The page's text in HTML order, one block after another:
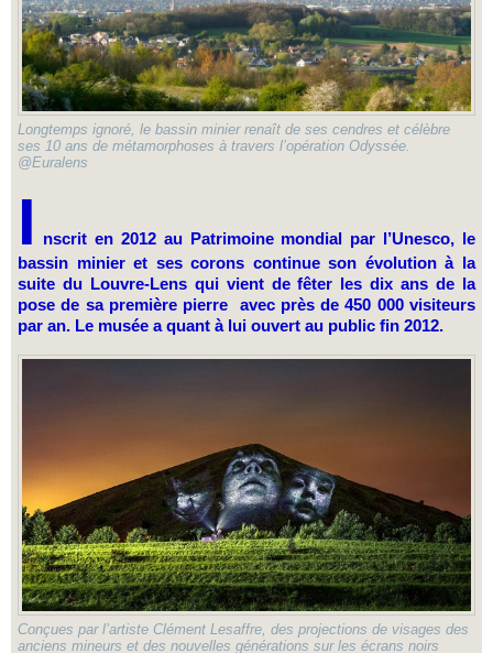
Longtemps ignoré, le bassin minier renaît de ses cendres et célèbre
ses 10 ans de métamorphoses à travers l’opération Odyssée.
@Euralens
I
nscrit en 2012 au Patrimoine mondial par l’Unesco, le
bassin minier et ses corons continue son évolution à la
suite du Louvre-Lens qui vient de fêter les dix ans de la
pose de sa première pierre avec près de 450 000 visiteurs
par an. Le musée a quant à lui ouvert au public fin 2012.
Conçues par l’artiste Clément Lesaffre, des projections de visages des
anciens mineurs et des nouvelles générations sur les écrans noirs